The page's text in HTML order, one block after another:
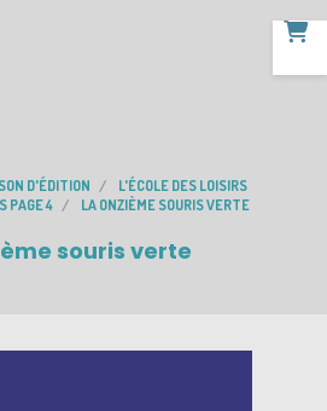
D'ÉDITION
L'ÉCOLE DES LOISIRS
PAGE 4
LA ONZIÈME SOURIS VERTE
souris verte